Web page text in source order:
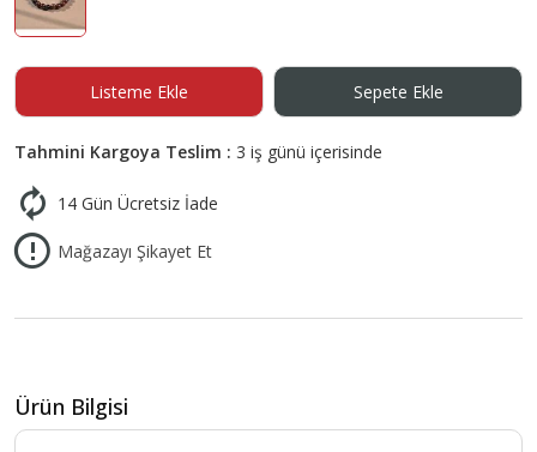
Listeme Ekle Sepete Ekle
Tahmini Kargoya Teslim : 3 iş günü içerisinde
14 Gün Ücretsiz İade
Mağazayı Şikayet Et
Ürün Bilgisi